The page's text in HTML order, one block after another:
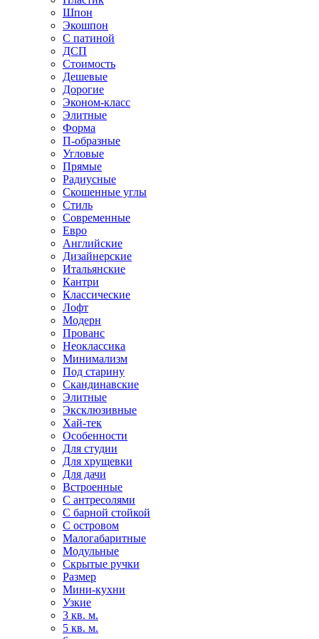
Шпон
Экошпон
С патиной
ДСП
Стоимость
Дешевые
Дорогие
Эконом-класс
Элитные
Форма
П-образные
Угловые
Прямые
Радиусные
Скошенные углы
Стиль
Современные
Евро
Английские
Дизайнерские
Итальянские
Кантри
Классические
Лофт
Модерн
Прованс
Неоклассика
Минимализм
Под старину
Скандинавские
Элитные
Эксклюзивные
Хай-тек
Особенности
Для студии
Для хрущевки
Для дачи
Встроенные
С антресолями
С барной стойкой
С островом
Малогабаритные
Модульные
Скрытые ручки
Размер
Мини-кухни
Узкие
3 кв. м.
5 кв. м.